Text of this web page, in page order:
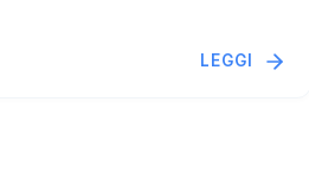
LEGGI